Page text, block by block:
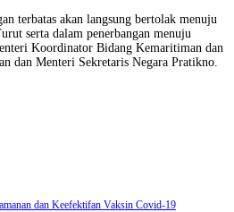
terbatas akan langsung bertolak menuju
serta dalam penerbangan menuju
Koordinator Bidang Kemaritiman dan
dan Menteri Sekretaris Negara Pratikno.
dan Keefektifan Vaksin Covid-19